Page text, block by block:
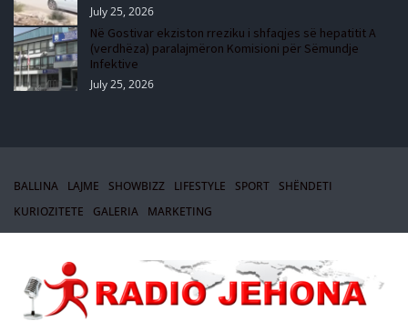
July 25, 2026
Në Gostivar ekziston rreziku i shfaqjes së hepatitit A
(verdhëza) paralajmëron Komisioni për Sëmundje
Infektive
July 25, 2026
BALLINA LAJME SHOWBIZZ LIFESTYLE SPORT
SHËNDETI
KURIOZITETE
GALERIA MARKETING